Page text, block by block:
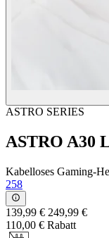
ASTRO SERIES
ASTRO A30
Kabelloses Gaming-
258
139,99 € 249,99 €
110,00 € Rabatt